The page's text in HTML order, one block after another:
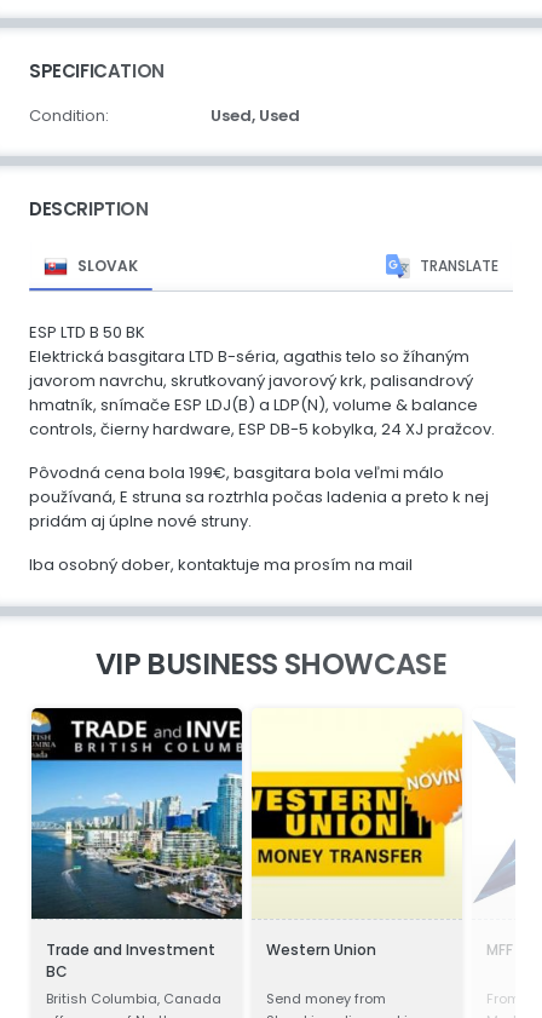
SPECIFICATION
Condition: Used, Used
DESCRIPTION
SLOVAK TRANSLATE
ESP LTD B 50 BK
Elektrická basgitara LTD B-séria, agathis telo so žíhaným
javorom navrchu, skrutkovaný javorový krk, palisandrový
hmatník, snímače ESP LDJ(B) a LDP(N), volume & balance
controls, čierny hardware, ESP DB-5 kobylka, 24 XJ pražcov.
Pôvodná cena bola 199€, basgitara bola veľmi málo
používaná, E struna sa roztrhla počas ladenia a preto k nej
pridám aj úplne nové struny.
Iba osobný dober, kontaktuje ma prosím na mail
VIP BUSINESS SHOWCASE
Trade and Investment
BC
British Columbia, Canada
Western Union
Send money from
MFF
From